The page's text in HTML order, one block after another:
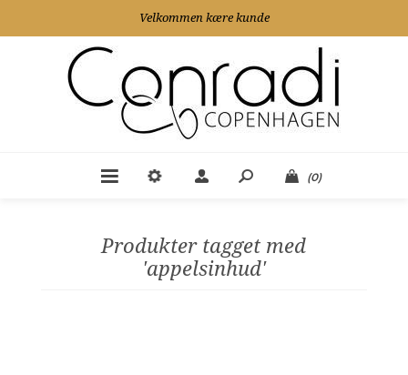
Velkommen kære kunde
(0)
Produkter tagget med
'appelsinhud'